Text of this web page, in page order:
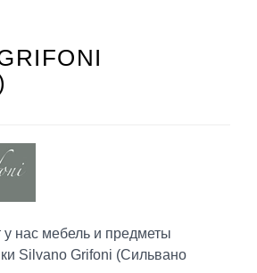
нас мебель и предметы
Silvano Grifoni (Сильвано